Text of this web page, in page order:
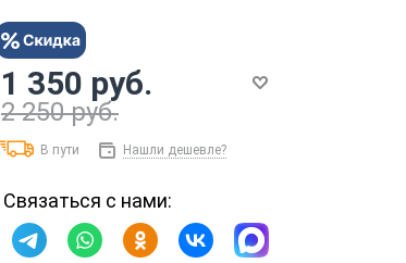
1 350 руб.
2 250 руб.
В пути Нашли дешевле?
Связаться с нами: